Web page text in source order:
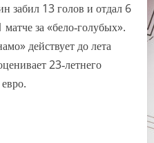
забил 13 голов и отдал 6
за «бело‑голубых».
действует до лета
23‑летнего